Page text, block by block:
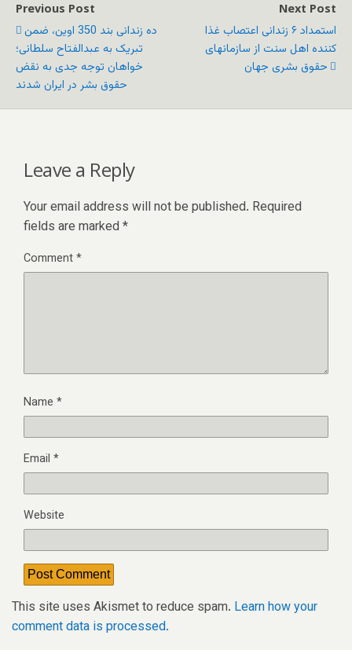
Previous Post
ده زندانی بند 350 اوین، ضمن
تبریک به عبدالفتاح سلطانی؛
خواهان توجه جدی به نقض
حقوق بشر در ایران شدند
Next Post
استمداد ۶ زندانی اعتصاب غذا
کننده اهل سنت از سازمانهای
حقوق بشری جهان
Leave a Reply
Your email address will not be published. Required
fields are marked *
Comment*
Name *
Email *
Website
This site uses Akismet to reduce spam. Learn how your
comment data is processed.